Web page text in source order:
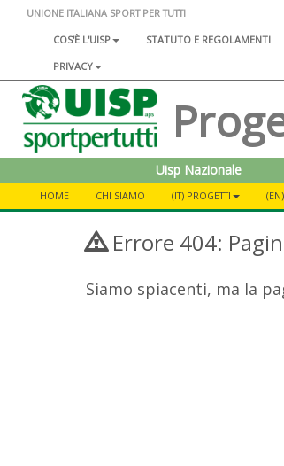
UNIONE ITALIANA SPORT PER TUTTI
COS'È L'UISP
STATUTO E REGOLAMENTI
PRIVACY
Uisp Nazionale
HOME CHI SIAMO (IT) PROGETTI
Errore 404:
Siamo spiacenti, ma la